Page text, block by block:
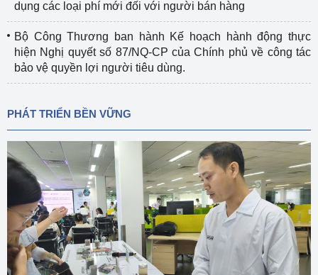
dụng các loại phí mới đối với người bán hàng
Bộ Công Thương ban hành Kế hoạch hành động thực
hiện Nghị quyết số 87/NQ-CP của Chính phủ về công tác
bảo vệ quyền lợi người tiêu dùng.
PHÁT TRIỂN BỀN VỮNG